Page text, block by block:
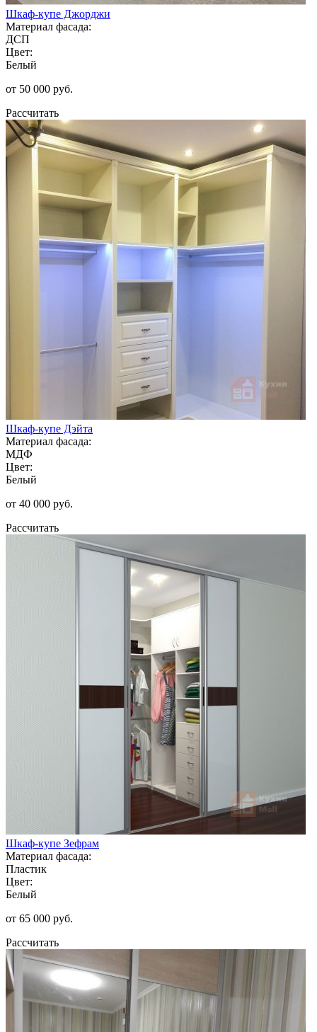
Шкаф-купе Джорджи
Материал фасада:
ДСП
Цвет:
Белый
от 50 000 руб.
Рассчитать
Шкаф-купе Дэйта
Материал фасада:
МДФ
Цвет:
Белый
от 40 000 руб.
Рассчитать
Шкаф-купе Зефрам
Материал фасада:
Пластик
Цвет:
Белый
от 65 000 руб.
Рассчитать